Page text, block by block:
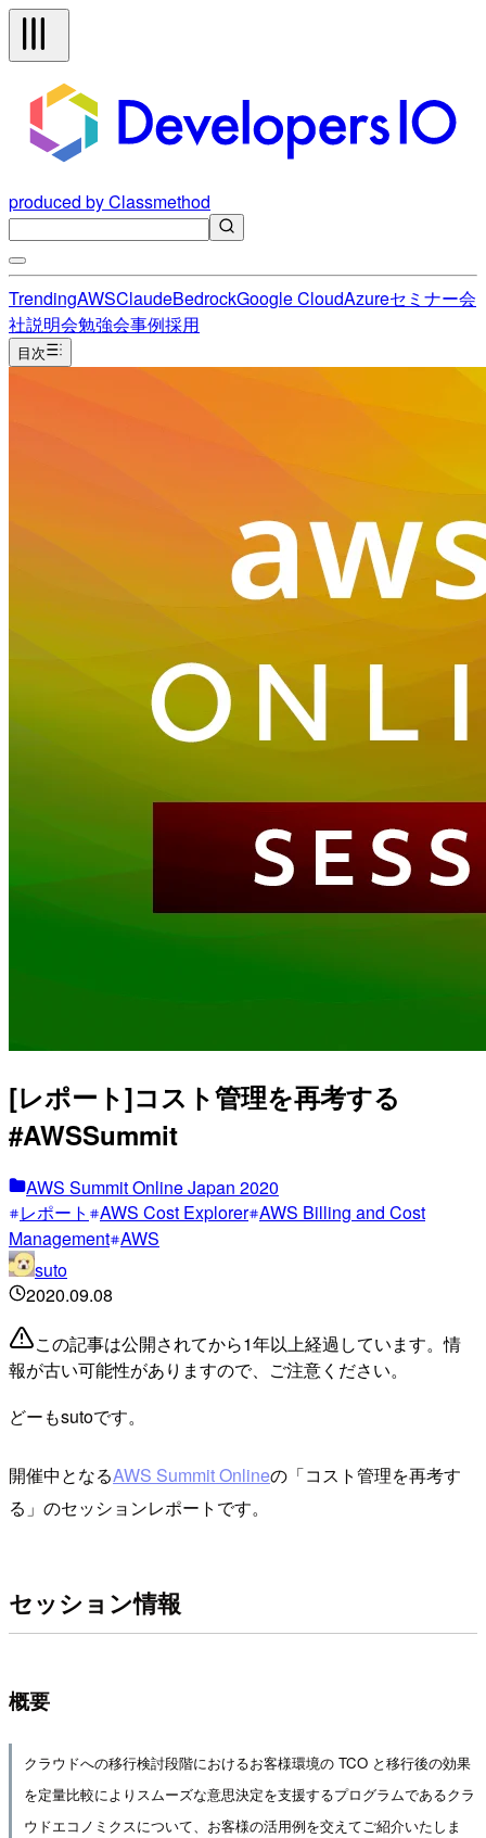
produced by Classmethod
TrendingAWSClaudeBedrockGoogle CloudAzureセミナー会
社説明会勉強会事例採用
目次
[レポート]コスト管理を再考する
#AWSSummit
AWS Summit Online Japan 2020
レポート
AWS Cost Explorer AWS Billing and Cost
Management AWS
suto
2020.09.08
この記事は公開されてから1年以上経過しています。情
報が古い可能性がありますので、ご注意ください。
どーもsutoです。
開催中となるAWS Summit Onlineの「コスト管理を再考す
る」のセッションレポートです。
セッション情報
概要
クラウドへの移行検討段階におけるお客様環境の TCO と移行後の効果
を定量比較によりスムーズな意思決定を支援するプログラムであるクラ
ウドエコノミクスについて、お客様の活用例を交えてご紹介いたしま